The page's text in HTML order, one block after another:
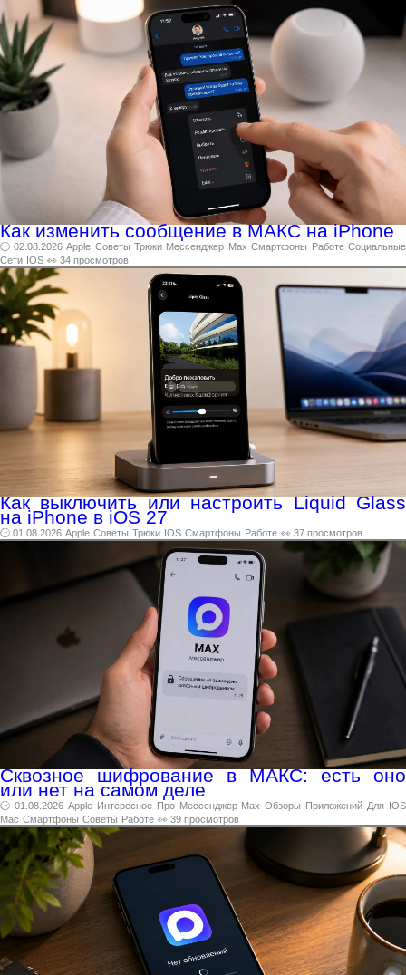
Как изменить сообщение в МАКС на iPhone
🕑 02.08.2026 Apple Советы Трюки Мессенджер Max Смартфоны Работе Социальные
Сети IOS 👀 34 просмотров
Как выключить или настроить Liquid Glass
на iPhone в iOS 27
🕑 01.08.2026 Apple Советы Трюки IOS Смартфоны Работе 👀 37 просмотров
Сквозное шифрование в МАКС: есть оно
или нет на самом деле
🕑 01.08.2026 Apple Интересное Про Мессенджер Max Обзоры Приложений Для
IOS
Mac Смартфоны Советы Работе 👀 39 просмотров